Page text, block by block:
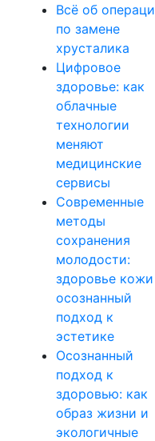
Всё об
по замене
хрусталика
Цифровое
здоровье: как
облачные
технологии
меняют
медицинские
сервисы
Современные
методы
сохранения
молодости:
здоровье
осознанный
подход к
эстетике
Осознанный
подход к
здоровью: как
образ жизни и
экологичные